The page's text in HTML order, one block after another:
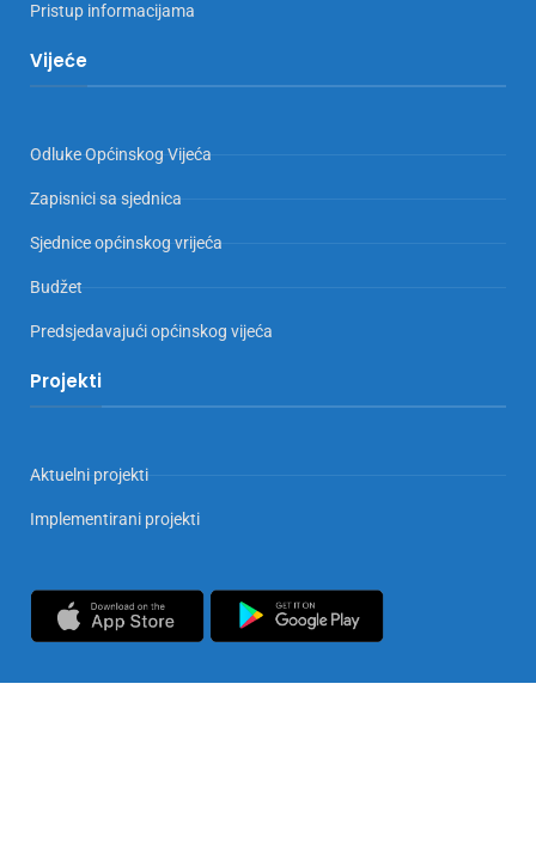
Pristup informacijama
Vijeće
Odluke Općinskog Vijeća
Zapisnici sa sjednica
Sjednice općinskog vrijeća
Budžet
Predsjedavajući općinskog vijeća
Projekti
Aktuelni projekti
Implementirani projekti